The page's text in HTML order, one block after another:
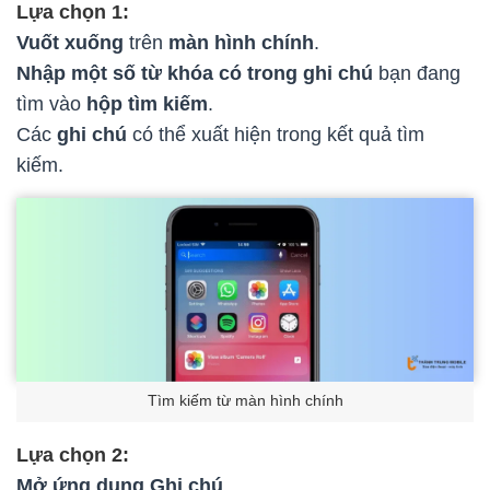
Lựa chọn 1:
Vuốt xuống trên màn hình chính.
Nhập một số từ khóa có trong ghi chú bạn đang
tìm vào hộp tìm kiếm.
Các ghi chú có thể xuất hiện trong kết quả tìm
kiếm.
Tìm kiếm từ màn hình chính
Lựa chọn 2:
Mở ứng dụng Ghi chú